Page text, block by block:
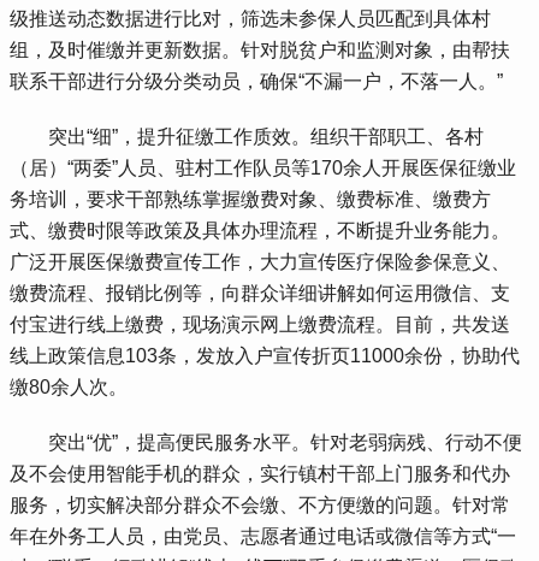
级推送动态数据进行比对，筛选未参保人员匹配到具体村
组，及时催缴并更新数据。针对脱贫户和监测对象，由帮扶
联系干部进行分级分类动员，确保“不漏一户，不落一人。”
突出“细”，提升征缴工作质效。组织干部职工、各村
（居）“两委”人员、驻村工作队员等170余人开展医保征缴业
务培训，要求干部熟练掌握缴费对象、缴费标准、缴费方
式、缴费时限等政策及具体办理流程，不断提升业务能力。
广泛开展医保缴费宣传工作，大力宣传医疗保险参保意义、
缴费流程、报销比例等，向群众详细讲解如何运用微信、支
付宝进行线上缴费，现场演示网上缴费流程。目前，共发送
线上政策信息103条，发放入户宣传折页11000余份，协助代
缴80余人次。
突出“优”，提高便民服务水平。针对老弱病残、行动不便
及不会使用智能手机的群众，实行镇村干部上门服务和代办
服务，切实解决部分群众不会缴、不方便缴的问题。针对常
年在外务工人员，由党员、志愿者通过电话或微信等方式“一